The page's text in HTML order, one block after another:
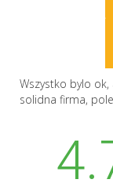
Wszystko bylo
solidna firma,